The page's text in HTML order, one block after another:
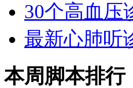
30个高血压
最新心肺听
本周脚本排行